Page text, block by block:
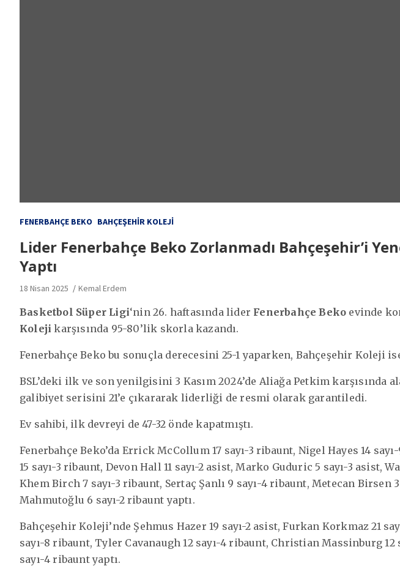
FENERBAHÇE BEKO BAHÇEŞEHIR KOLEJI
Lider Fenerbahçe Beko Zorlanmadı Bahçeşehir’i
Yaptı
18 Nisan 2025 Kemal Erdem
Basketbol Süper Ligi‘nin 26. haftasında lider Fenerbahçe Beko evinde
Koleji karşısında 95-80’lik skorla kazandı.
Fenerbahçe Beko bu sonuçla derecesini 25-1 yaparken, Bahçeşehir Koleji ise
BSL’deki ilk ve son yenilgisini 3 Kasım 2024’de Aliağa Petkim karşısında
galibiyet serisini 21’e çıkararak liderliği de resmi olarak garantiledi.
Ev sahibi, ilk devreyi de 47-32 önde kapatmıştı.
Fenerbahçe Beko’da Errick McCollum 17 sayı-3 ribaunt, Nigel Hayes 14
15 sayı-3 ribaunt, Devon Hall 11 sayı-2 asist, Marko Guduric 5 sayı-3 asist,
Khem Birch 7 sayı-3 ribaunt, Sertaç Şanlı 9 sayı-4 ribaunt, Metecan Birsen
Mahmutoğlu 6 sayı-2 ribaunt yaptı.
Bahçeşehir Koleji’nde Şehmus Hazer 19 sayı-2 asist, Furkan Korkmaz 21
sayı-8 ribaunt, Tyler Cavanaugh 12 sayı-4 ribaunt, Christian Massinburg 12
sayı-4 ribaunt yaptı.